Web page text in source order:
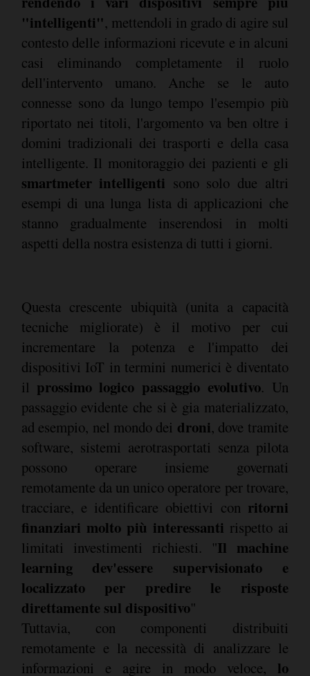
"intelligenti", mettendoli in grado di agire sul
contesto delle informazioni ricevute e in alcuni
casi eliminando completamente il ruolo
dell'intervento umano. Anche se le auto
connesse sono da lungo tempo l'esempio più
riportato nei titoli, l'argomento va ben oltre i
domini tradizionali dei trasporti e della casa
intelligente. Il monitoraggio dei pazienti e gli
smartmeter intelligenti sono solo due altri
esempi di una lunga lista di applicazioni che
stanno gradualmente inserendosi in molti
aspetti della nostra esistenza di tutti i giorni.
Questa crescente ubiquità (unita a capacità
tecniche migliorate) è il motivo per cui
incrementare la potenza e l'impatto dei
dispositivi IoT in termini numerici è diventato
il prossimo logico passaggio evolutivo. Un
passaggio evidente che si è gia materializzato,
ad esempio, nel mondo dei droni, dove tramite
software, sistemi aerotrasportati senza pilota
possono operare insieme governati
remotamente da un unico operatore per trovare,
tracciare, e identificare obiettivi con ritorni
finanziari molto più interessanti rispetto ai
limitati investimenti richiesti. "Il machine
learning dev'essere supervisionato e
localizzato per predire le risposte
direttamente sul dispositivo"
Tuttavia, con componenti distribuiti
remotamente e la necessità di analizzare le
informazioni e agire in modo veloce, lo